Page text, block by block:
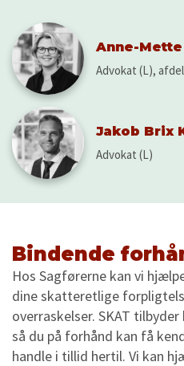
Anne-
Advokat (L),
Jakob Brix
Advokat (L)
Bindende
Hos Sagførerne kan vi
dine skatteretlige
overraskelser. SKAT
så du på forhånd kan få
handle i tillid hertil. Vi kan